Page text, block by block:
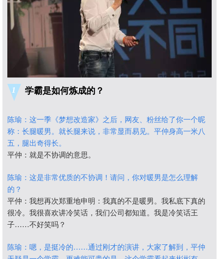
1 学霸是如何炼成的？
陈瑜：这一季《梦想改造家》之后，网友、粉丝给了你一个昵
称：长腿暖男。就长腿来说，非常显而易见。平仲身高一米八
五，腿出奇得长。
平仲：就是不协调的意思。
陈瑜：这是非常优质的不协调！请问，你对暖男是怎么理解
的？
平仲：我想再次郑重地申明：我真的不是暖男。我私底下真的
很冷。我很喜欢讲冷笑话，我们公司都知道。我是冷笑话王
子……不好笑吗？
陈瑜：嗯，是挺冷的……通过刚才的演讲，大家了解到，平仲